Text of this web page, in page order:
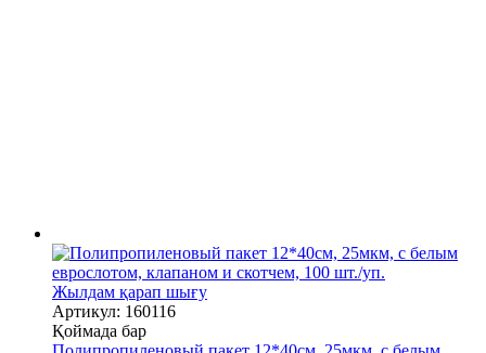
Жылдам қарап шығу
Артикул: 160116
Қоймада бар